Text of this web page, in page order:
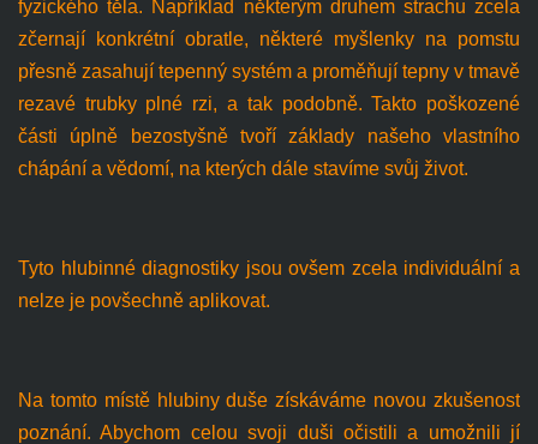
fyzického těla. Například některým druhem strachu zcela
zčernají konkrétní obratle, některé myšlenky na pomstu
přesně zasahují tepenný systém a proměňují tepny v tmavě
rezavé trubky plné rzi, a tak podobně. Takto poškozené
části úplně bezostyšně tvoří základy našeho vlastního
chápání a vědomí, na kterých dále stavíme svůj život.
Tyto hlubinné diagnostiky jsou ovšem zcela individuální a
nelze je povšechně aplikovat.
Na tomto místě hlubiny duše získáváme novou zkušenost
poznání. Abychom celou svoji duši očistili a umožnili jí